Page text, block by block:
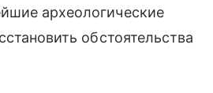
археологические
обстоятельства